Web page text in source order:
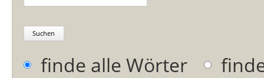
Suchen
Optionen
finde alle Wörter